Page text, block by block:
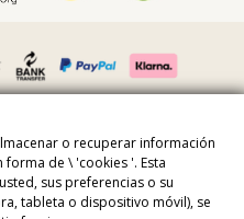
de IVA FR36509778270 ·
©2023 Brazilian Bikini Shop
o recuperar información
de \ 'cookies '. Esta
sus preferencias o su
tableta o dispositivo móvil), se